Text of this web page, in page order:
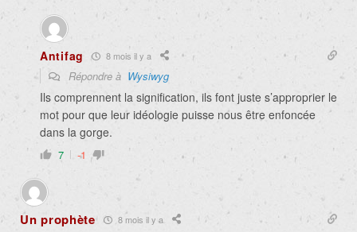
Antifag 8 mois il y a
Répondre à Wysiwyg
Ils comprennent la signification, ils font juste s’approprier le
mot pour que leur idéologie puisse nous être enfoncée
dans la gorge.
7 -1
Un prophète 8 mois il y a